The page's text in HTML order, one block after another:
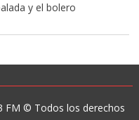
y el bolero
FM © Todos los derechos